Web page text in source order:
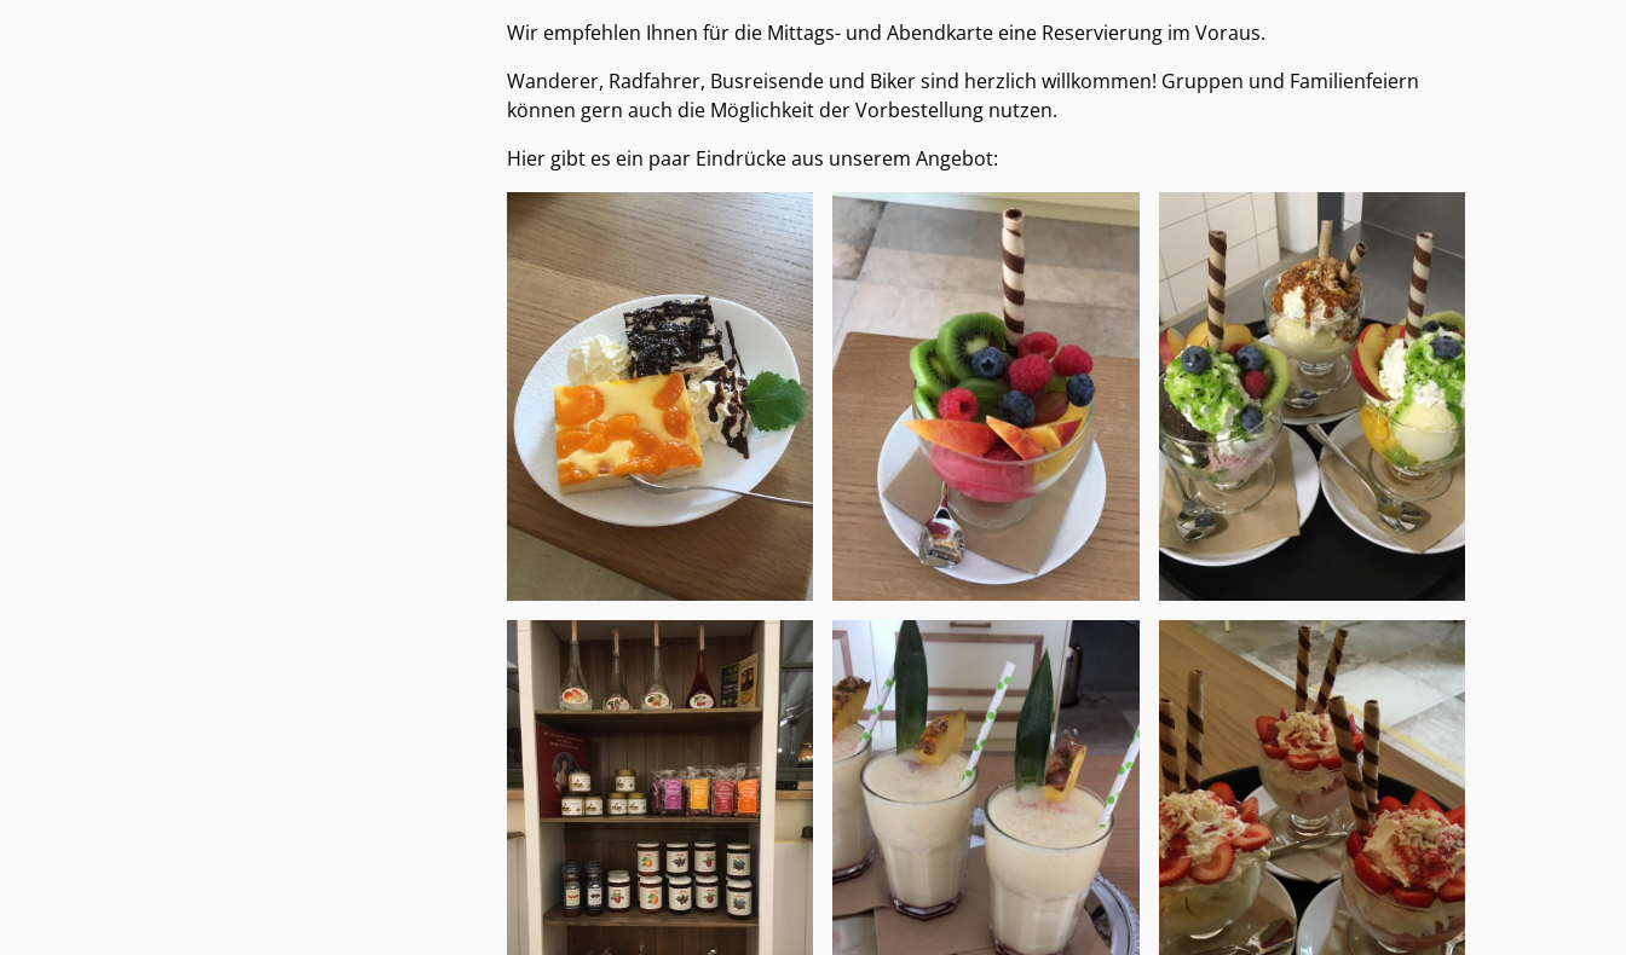
Wir empfehlen Ihnen für die Mittags- und Abendkarte eine Reservierung im Voraus.
Wanderer, Radfahrer, Busreisende und Biker sind herzlich willkommen! Gruppen und Familienfeiern
können gern auch die Möglichkeit der Vorbestellung nutzen.
Hier gibt es ein paar Eindrücke aus unserem Angebot: